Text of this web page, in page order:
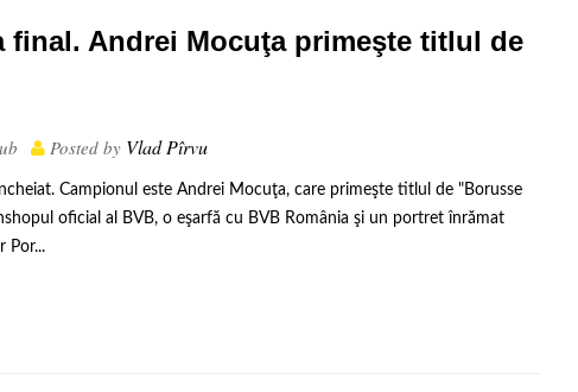
Andrei Mocuţa primeşte titlul de
Posted by Vlad Pîrvu
Campionul este Andrei Mocuţa, care primeşte titlul de "Borusse
oficial al BVB, o eşarfă cu BVB România şi un portret înrămat
Por...